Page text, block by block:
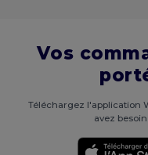
Vos
Téléchargez l'application
avez